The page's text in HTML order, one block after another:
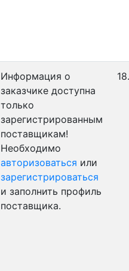
Информация о
заказчике доступна
только
зарегистрированным
поставщикам!
Необходимо
авторизоваться или
зарегистрироваться
и заполнить профиль
поставщика.